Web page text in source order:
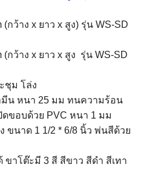
กว้าง x ยาว x สูง) รุ่น WS-SD
(กว้าง x ยาว x สูง รุ่น WS-SD
ชุม โล่ง
มีน หนา 25 มม ทนความร้อน
ดขอบด้วย PVC หนา 1 มม
ขนาด 1 1/2 * 6/8 นิ้ว พ่นสีด้วย
ขาโต๊ะมี 3 สี สีขาว สีดำ สีเทา